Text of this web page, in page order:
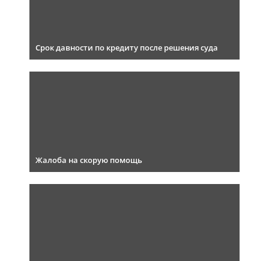
Срок давности по кредиту после решения суда
Жалоба на скорую помощь